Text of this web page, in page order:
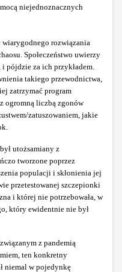
niejednoznacznych
wiarygodnego rozwiązania
Społeczeństwo uwierzy
pójdzie za ich przykładem.
takiego przewodnictwa,
zatrzymać program
ogromną liczbą zgonów
zatuszowaniem, jakie
utożsamiany z
tworzone poprzez
populacji i skłonienia jej
przetestowanej szczepionki
i której nie potrzebowała, w
który ewidentnie nie był
z pandemią
ten konkretny
niemal w pojedynkę